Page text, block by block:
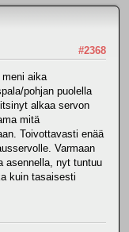
#2368
aika
pohjan puolella
alkaa servon
mitä
Toivottavasti enää
Varmaan
asennella, nyt tuntuu
kuin tasaisesti